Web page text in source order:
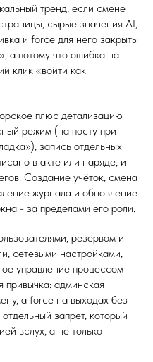
тренд, если смене
сырые значения AI,
и force для него закрыты
а потому что ошибка на
клик «войти как
плюс детализацию
режим (на посту при
запись отдельных
в акте или наряде, и
Создание учёток, смена
журнала и обновление
- за пределами его роли.
резервом и
сетевыми настройками,
управление процессом
привычка: админская
а force на выходах без
запрет, который
вслух, а не только